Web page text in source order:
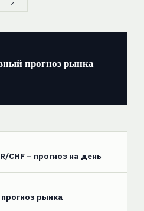
↗
прогноз рынка
CHF – прогноз на день
рынка